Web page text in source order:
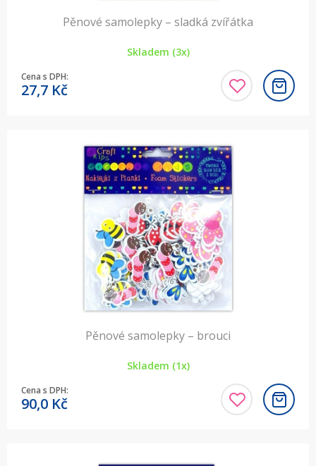
Pěnové samolepky – sladká zvířátka
Skladem (3x)
Cena s DPH:
27,7 Kč
Pěnové samolepky – brouci
Skladem (1x)
Cena s DPH:
90,0 Kč